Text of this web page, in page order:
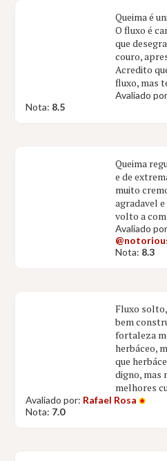
Queima é
O fluxo é
que
couro,
Acredito
fluxo, mas
Avaliado
Nota: 8.5
Queima
e de
muito
agradavel
volto a
Avaliado
Nota: 8.3
Fluxo
bem
fortaleza
herbáceo,
que
digno, mas
melhores
Avaliado por: Rafael Rosa
Nota: 7.0